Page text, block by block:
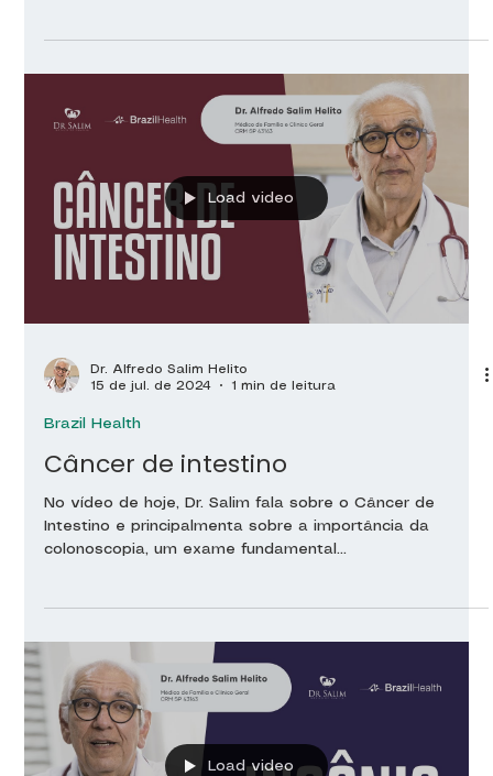
Load video
Dr. Alfredo Salim Helito
15 de jul. de 2024
1 min de leitura
Brazil Health
Câncer de intestino
No vídeo de hoje, Dr. Salim fala sobre o Câncer de
Intestino e principalmenta sobre a importância da
colonoscopia, um exame fundamental...
Load video